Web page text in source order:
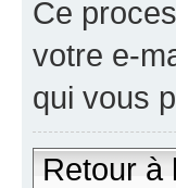
Ce
votre e-
qui vous
Retour à